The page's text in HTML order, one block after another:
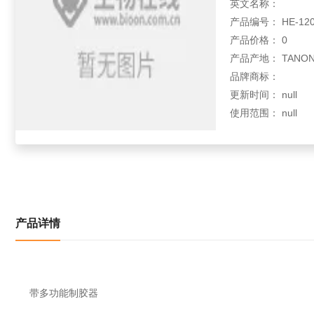
英文名称：
产品编号： HE-
产品价格： 0
产品产地：
品牌商标：
更新时间： null
使用范围： null
产品详情
带多功能制胶器